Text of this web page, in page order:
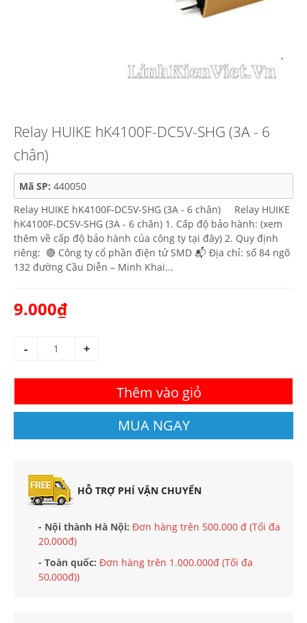
Relay HUIKE hK4100F-DC5V-SHG (3A - 6
chân)
Mã SP: 440050
Relay HUIKE hK4100F-DC5V-SHG (3A - 6 chân) Relay HUIKE
hK4100F-DC5V-SHG (3A - 6 chân) 1. Cấp độ bảo hành: (xem
thêm về cấp độ bảo hành của công ty tại đây) 2. Quy định
riêng: 🔴 Công ty cổ phần điện tử SMD 📬 Địa chỉ: số 84 ngõ
132 đường Cầu Diễn – Minh Khai...
9.000₫
- +
Thêm vào giỏ
MUA NGAY
HỖ TRỢ PHÍ VẬN CHUYỂN
- Nội thành Hà Nội: Đơn hàng trên 500.000 đ (Tối đa
20,000đ)
- Toàn quốc: Đơn hàng trên 1.000.000đ (Tối đa
50,000đ))